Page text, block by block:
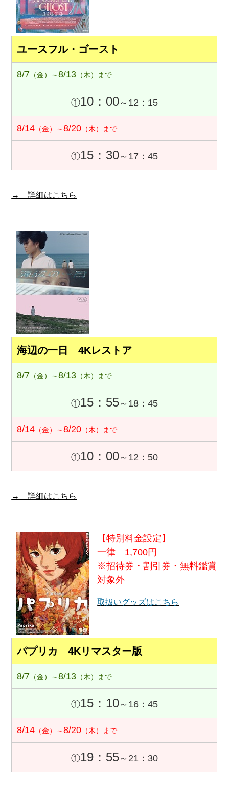
ユースフル・ゴースト
8/7 （金）～8/13 （木）まで
①10：00～12：15
8/14 （金）～8/20 （木）まで
①15：30～17：45
→ 詳細はこちら
海辺の一日 4Kレストア
8/7 （金）～8/13 （木）まで
①15：55～18：45
8/14 （金）～8/20 （木）まで
①10：00～12：50
→ 詳細はこちら
【特別料金設定】
一律 1,700円
※招待券・割引券・無料鑑賞
対象外
取扱いグッズはこちら
パプリカ 4Kリマスター版
8/7 （金）～8/13 （木）まで
①15：10～16：45
8/14 （金）～8/20 （木）まで
①19：55～21：30